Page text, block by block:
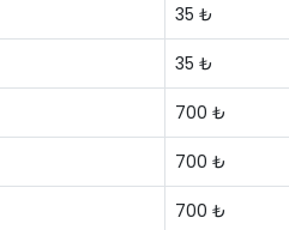
35 ₺
35 ₺
700 ₺
700 ₺
700 ₺